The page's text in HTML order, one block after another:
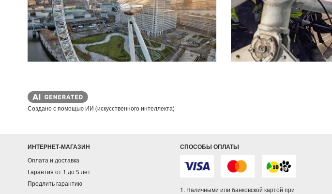
Создано с помощью ИИ (искусственного интеллекта)
ИНТЕРНЕТ-МАГАЗИН
Оплата и доставка
Гарантия от 1 до 5 лет
Продлить гарантию
СПОСОБЫ ОПЛАТЫ
1. Наличными или банковской картой при